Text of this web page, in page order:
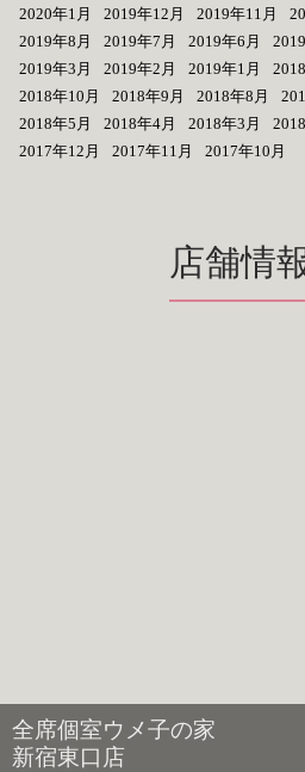
2020年1月
2019年12月 2019年11月
2019年8月
2019年7月 2019年6月
2019年3月
2019年2月 2019年1月
2018年10月
2018年9月 2018年8月
2018年5月
2018年4月 2018年3月
2017年12月
2017年11月 2017年10月
店舗情
全席個室ウメ子の家
新宿東口店